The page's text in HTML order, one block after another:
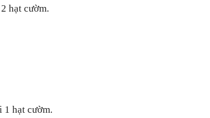
hạt cườm.
hạt cườm.